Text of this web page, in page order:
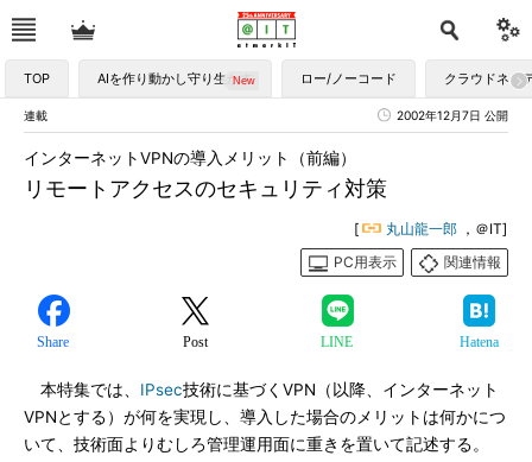
TOP AIを作り動かし守り生かす ロー/ノーコード クラウドネイ
連載 2002年12月7日 公開
リモートアクセスのセキュリティ対策
インターネットVPNの導入メリット（前編）
[ 丸山龍一郎 ，＠IT]
PC用表示
関連情報
Share Post LINE Hatena
本特集では、 IPsec技術に基づくVPN（以降、インターネット
VPNとする）が何を実現し、導入した場合のメリットは何かにつ
いて、技術面よりむしろ管理運用面に重きを置いて記述する。